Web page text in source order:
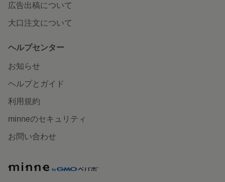
広告出稿について
大口注文について
ヘルプセンター
お知らせ
ヘルプとガイド
利用規約
minneのセキュリティ
お問い合わせ